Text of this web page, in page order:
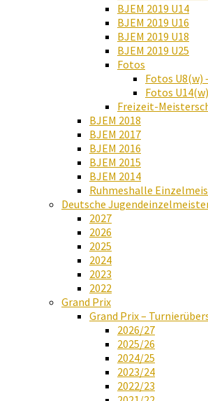
BJEM 2019 U14
BJEM 2019 U16
BJEM 2019 U18
BJEM 2019 U25
Fotos
Fotos U8(w)
Fotos
Freizeit-
BJEM 2018
BJEM 2017
BJEM 2016
BJEM 2015
BJEM 2014
Ruhmeshalle
Deutsche
2027
2026
2025
2024
2023
2022
Grand Prix
Grand Prix –
2026/27
2025/26
2024/25
2023/24
2022/23